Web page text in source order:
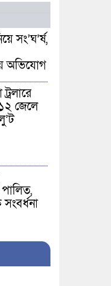
সং’ঘ’র্ষ,
অভিযোগ
জেলে